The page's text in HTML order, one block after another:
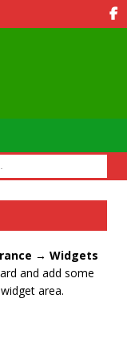
→ Widgets
and add some
area.